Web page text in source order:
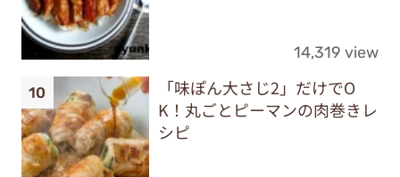
14,319 view
「味ぽん大さじ2」だけでO
K！丸ごとピーマンの肉巻きレ
シピ